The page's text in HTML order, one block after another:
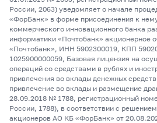
России, 2063) уведомляет о начале
«ФорБанк» в форме присоединения к
коммерческого инновационного банка
информатики «Почтобанк» акционерное
«Почтобанк», ИНН 5902300019, КПП
1025900000059, Базовая лицензия на
операций со средствами в рублях и
привлечения во вклады денежных
привлечение во вклады и размещение
28.09.2018 № 1788, регистрационный
России, 1788), в соответствии с
акционеров АО КБ «ФорБанк» от